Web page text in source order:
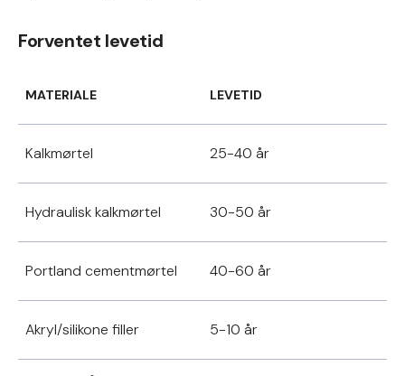
Forventet levetid
MATERIALE LEVETID
Kalkmørtel 25-40 år
Hydraulisk kalkmørtel 30-50 år
Portland cementmørtel 40-60 år
Akryl/silikone filler 5-10 år